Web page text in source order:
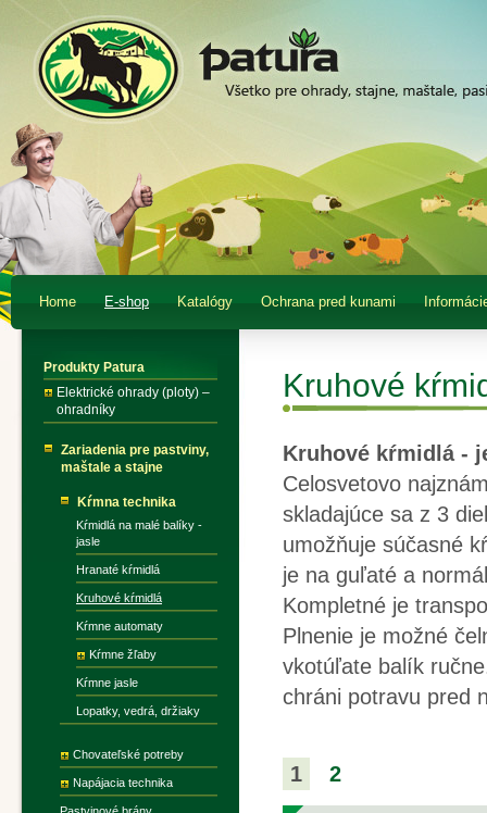
Home E-shop Katalógy Ochrana pred kunami
Produkty Patura
Elektrické ohrady (ploty) –
ohradníky
Zariadenia pre pastviny,
maštale a stajne
Kŕmna technika
Kŕmidlá na malé balíky -
jasle
Hranaté kŕmidlá
Kruhové kŕmidlá
Kŕmne automaty
Kŕmne žľaby
Kŕmne jasle
Lopatky, vedrá, držiaky
Chovateľské potreby
Napájacia technika
Kruhové
Kruhové kŕmidlá -
Celosvetovo
skladajúce sa z 3
umožňuje súčasné
je na guľaté a
Kompletné je
Plnenie je možné
vkotúľate balík
chráni potravu pred
1 2